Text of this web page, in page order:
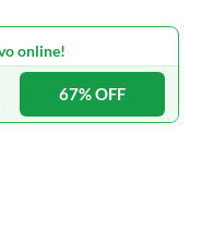
online!
67% OFF